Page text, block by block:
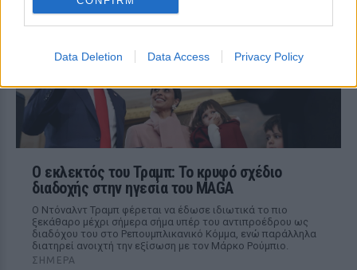
Data Deletion Data Access Privacy Policy
εστίασης και ψυχαγωγίας κλείνουν την
πόρτα στα Ray-Ban Meta glasses.
Ο εκλεκτός του Τραμπ: Το κρυφό σχέδιο
διαδοχής στην ηγεσία του MAGA
Ο Ντόναλντ Τραμπ φέρεται να έδωσε ιδιωτικά το πιο
ξεκάθαρο μέχρι σήμερα σήμα υπέρ του αντιπροέδρου ως
διαδόχου του στο Ρεπουμπλικανικό Κόμμα, ενώ παράλληλα
διατηρεί ανοιχτή την εξίσωση με τον Μάρκο Ρούμπιο.
ΣΉΜΕΡΑ